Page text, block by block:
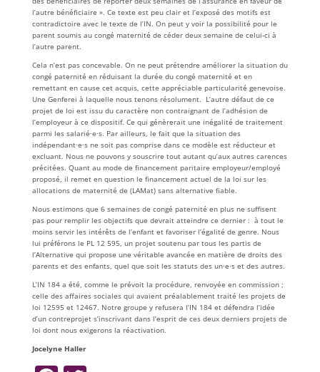
l’autre bénéficiaire ». Ce texte est peu clair et l’exposé des motifs est
contradictoire avec le texte de l’IN. On peut y voir la possibilité pour le
parent soumis au congé maternité de céder deux semaine de celui-ci à
l’autre parent.
Cela n’est pas concevable. On ne peut prétendre améliorer la situation du
congé paternité en réduisant la durée du congé maternité et en
remettant en cause cet acquis, cette appréciable particularité genevoise.
Une Genferei à laquelle nous tenons résolument. L’autre défaut de ce
projet de loi est issu du caractère non contraignant de l’adhésion de
l’employeur à ce dispositif. Ce qui génèrerait une inégalité de traitement
parmi les salarié·e·s. Par ailleurs, le fait que la situation des
indépendant·e·s ne soit pas comprise dans ce modèle est réducteur et
excluant. Nous ne pouvons y souscrire tout autant qu’aux autres carences
précitées. Quant au mode de financement paritaire employeur/employé
proposé, il remet en question le financement actuel de la loi sur les
allocations de maternité de (LAMat) sans alternative fiable.
Nous estimons que 6 semaines de congé paternité en plus ne suffisent
pas pour remplir les objectifs que devrait atteindre ce dernier : à tout le
moins servir les intérêts de l’enfant et favoriser l’égalité de genre. Nous
lui préférons le PL 12 595, un projet soutenu par tous les partis de
l’Alternative qui propose une véritable avancée en matière de droits des
parents et des enfants, quel que soit les statuts des un·e·s et des autres.
L’IN 184 a été, comme le prévoit la procédure, renvoyée en commission ;
celle des affaires sociales qui avaient préalablement traité les projets de
loi 12595 et 12467. Notre groupe y refusera l’IN 184 et défendra l’idée
d’un contreprojet s’inscrivant dans l’esprit de ces deux derniers projets de
loi dont nous exigerons la réactivation.
Jocelyne Haller